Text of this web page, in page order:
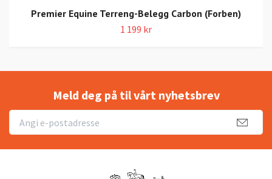
Premier Equine Terreng-Belegg Carbon (Forben)
1 199 kr
Meld deg på til vårt nyhetsbrev